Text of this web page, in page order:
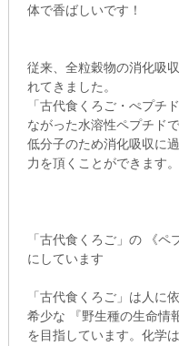
体で香ばしいです！
従来、全粒穀物の消化吸
れてきました。
「古代食くろご・ぺプチ
ながった水溶性ペプチドで
低分子のため消化吸収に
力を頂くことができます。
「古代食くろご」の 《
にしています
「古代食くろご」は人に
希少な 『野生種の生命情
を目指しています。化学